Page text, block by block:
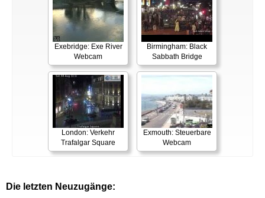
Exebridge: Exe River
Webcam
Birmingham: Black
Sabbath Bridge
London: Verkehr
Trafalgar Square
Exmouth: Steuerbare
Webcam
Die letzten Neuzugänge: